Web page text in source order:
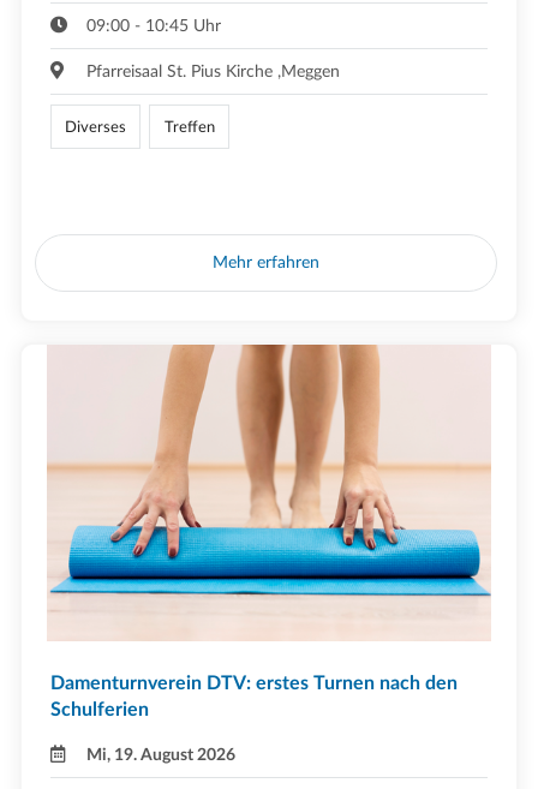
09:00 - 10:45 Uhr
Pfarreisaal St. Pius Kirche ,Meggen
Diverses Treffen
Mehr erfahren
Damenturnverein DTV: erstes Turnen nach den
Schulferien
Mi, 19. August 2026